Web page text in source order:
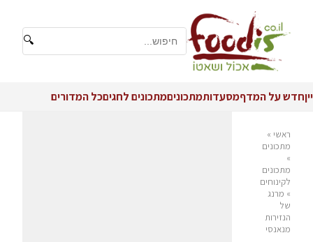
🔍
ייןחדש על המדףמסעדותמתכוניםמתכונים לחגיםכל המדורים
ראשי »
מתכונים
»
מתכונים
לקינוחים
» מרנג
של
הנזירות
מנאנסי